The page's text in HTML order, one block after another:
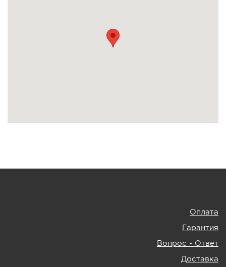
Оплата
Гарантия
Вопрос - Ответ
Доставка